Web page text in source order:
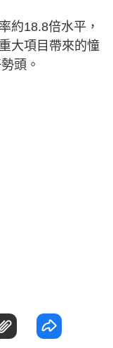
18.8倍水平，
大項目帶來的憧
頭。